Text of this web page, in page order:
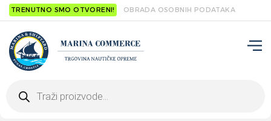
TRENUTNO SMO OTVORENI! OBRADA OSOBNIH PODATAKA
search